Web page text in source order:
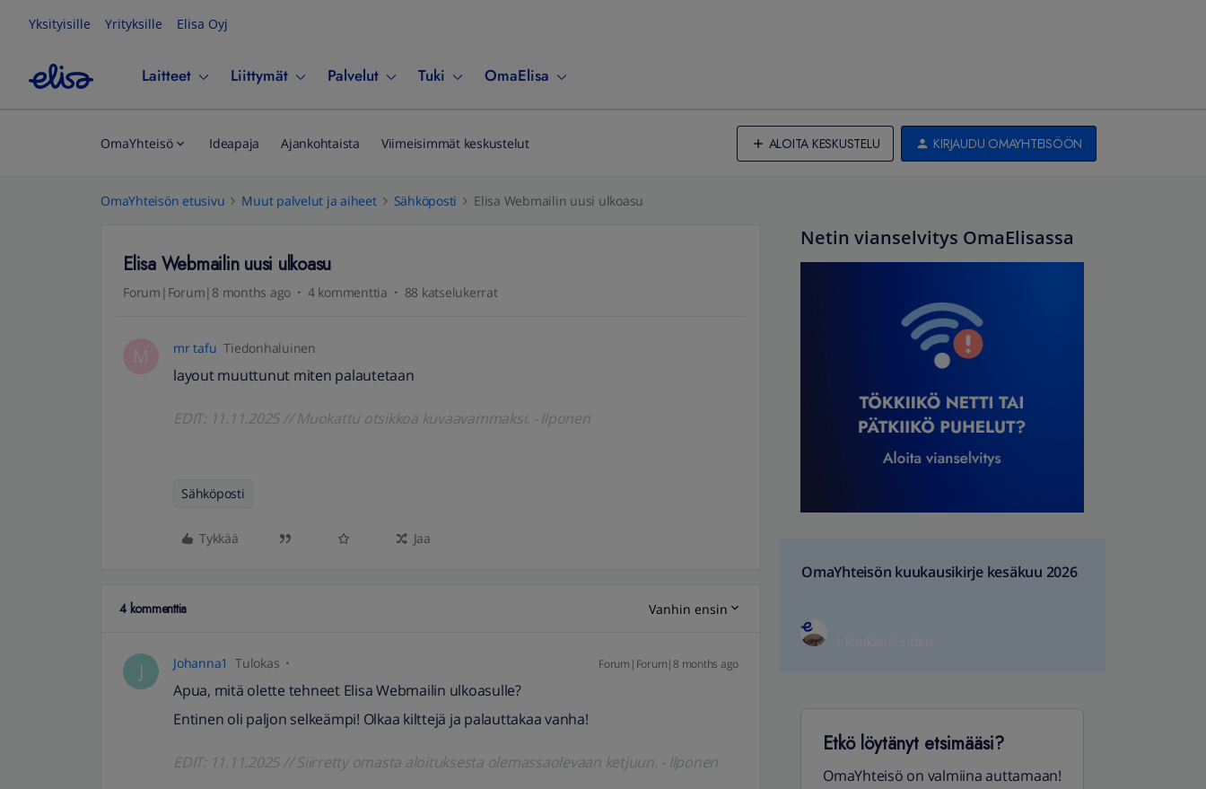
Yksityisille Yrityksille Elisa Oyj
Laitteet Liittymät Palvelut Tuki OmaElisa
OmaYhteisö Ideapaja Ajankohtaista Viimeisimmät keskustelut ALOITA KESKUSTELU KIRJAUDU OMAYHTEISÖÖN
OmaYhteisön etusivu Muut palvelut ja aiheet Sähköposti Elisa Webmailin uusi ulkoasu
Elisa Webmailin uusi ulkoasu
Forum|Forum|8 months ago 4 kommenttia 88 katselukerrat
M mr tafu Tiedonhaluinen
layout muuttunut miten palautetaan
EDIT: 11.11.2025 // Muokattu otsikkoa kuvaavammaksi. - Ilponen
Sähköposti
Tykkää Jaa
4 kommenttia Vanhin ensin
J Johanna1 Tulokas Forum|Forum|8 months ago
Apua, mitä olette tehneet Elisa Webmailin ulkoasulle?
Entinen oli paljon selkeämpi! Olkaa kilttejä ja palauttakaa vanha!
EDIT: 11.11.2025 // Siirretty omasta aloituksesta olemassaolevaan ketjuun. - Ilponen
Netin vianselvitys OmaElisassa
OmaYhteisön kuukausikirje kesäkuu 2026
Etkö löytänyt etsimääsi?
OmaYhteisö on valmiina auttamaan!